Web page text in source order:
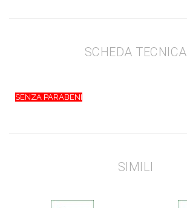
SCHEDA TECNICA
SENZA PARABENI
SIMILI